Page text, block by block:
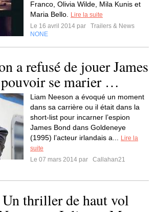
Franco, Olivia Wilde, Mila Kunis et
Maria Bello.
Lire la suite
Le 16 avril 2014 par
Trailers & News
NONE
a refusé de jouer James
se marier …
Liam Neeson a évoqué un moment
dans sa carrière ou il était dans la
short-list pour incarner l’espion
James Bond dans Goldeneye
(1995) l’acteur irlandais a...
Lire la
suite
Le 07 mars 2014 par
Callahan21
thriller de haut vol